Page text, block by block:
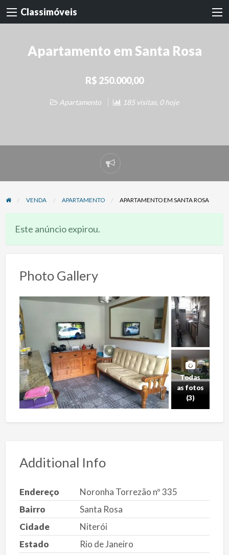
Classimóveis
Apartamento em Santa Rosa
R$ 250.000,00
Apartamento 185 visitas, 0 hoje
Denunciar
problema
VENDA APARTAMENTO APARTAMENTO EM SANTA ROSA
Este anúncio expirou.
Photo Gallery
Todas
as fotos
(3)
Additional Info
Endereço
Noronha Torrezão nº 335
Bairro
Santa Rosa
Cidade
Niterói
Estado
Rio de Janeiro